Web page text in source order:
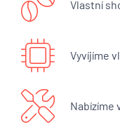
Vlastní
Vyvíjíme
Nabízíme